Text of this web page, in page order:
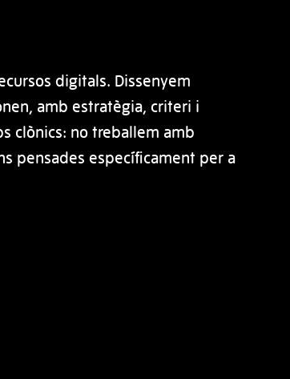
digitals. Dissenyem
amb estratègia, criteri i
clònics: no treballem amb
pensades específicament per a